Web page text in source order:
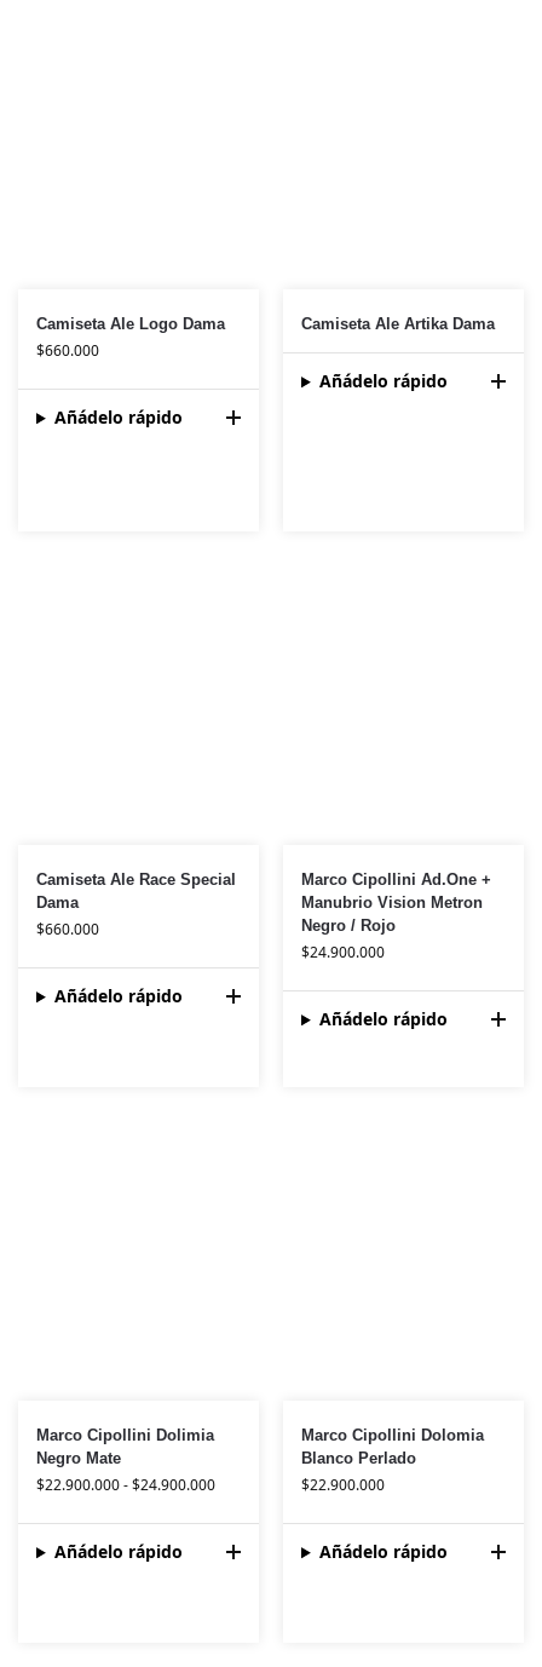
Camiseta Ale Logo Dama
$660.000
Añádelo rápido
Camiseta Ale Artika Dama
Añádelo rápido
Camiseta Ale Race Special
Dama
$660.000
Añádelo rápido
Marco Cipollini Ad.One +
Manubrio Vision Metron
Negro / Rojo
$24.900.000
Añádelo rápido
Marco Cipollini Dolimia
Negro Mate
$22.900.000-$24.900.000
Añádelo rápido
Marco Cipollini Dolomia
Blanco Perlado
$22.900.000
Añádelo rápido